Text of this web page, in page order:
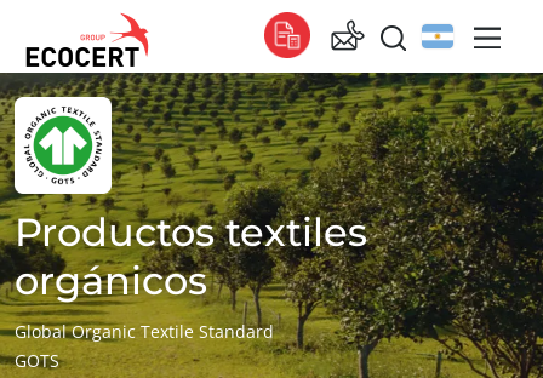
NUESTROS SERVICIOS
Certificación
Formación
Consultoría
Global
Global (español)
Global (francés)
Global (inglés)
África
Sudáfrica (inglés)
Productos textiles
orgánicos
Global Organic Textile Standard
GOTS